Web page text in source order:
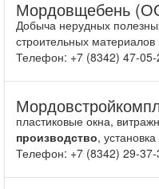
Мордовщебень
Добыча нерудных
строительных
Телефон: +7 (8342) 47-
пластиковые окна,
производство, установка
Телефон: +7 (8342) 29-37-